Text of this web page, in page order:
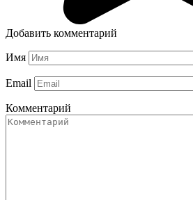
Добавить комментарий
Имя
Email
Комментарий